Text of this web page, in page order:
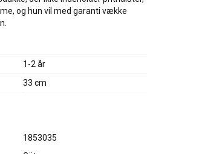
og hun vil med garanti vække
1-2 år
33 cm
1853035